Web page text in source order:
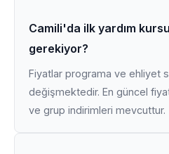
Camili'da ilk yardım
gerekiyor?
Fiyatlar programa ve ehliyet
değişmektedir. En güncel
ve grup indirimleri mevcuttur.